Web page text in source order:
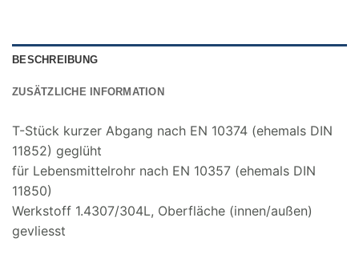
BESCHREIBUNG
ZUSÄTZLICHE INFORMATION
T-Stück kurzer Abgang nach EN 10374 (ehemals DIN
11852) geglüht
für Lebensmittelrohr nach EN 10357 (ehemals DIN
11850)
Werkstoff 1.4307/304L, Oberfläche (innen/außen)
gevliesst